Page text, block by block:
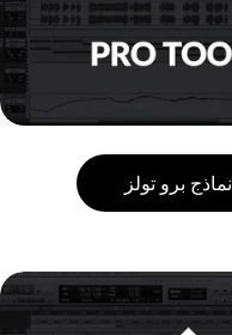
نماذج برو تولز